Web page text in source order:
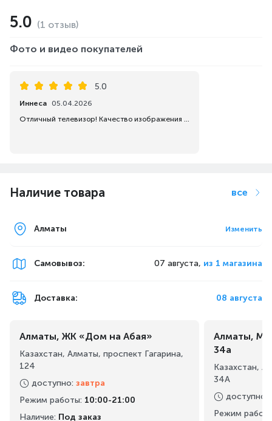
5.0 (1 отзыв)
Фото и видео покупателей
5.0
Иннеса 05.04.2026
Отличный телевизор! Качество изображения очень радует, картинка чёткая и насыщенная.
Наличие товара все
Алматы Изменить
Самовывоз: 07 августа, из 1 магазина
Доставка: 08 августа
Алматы, ЖК «Дом на Абая»
Казахстан, Алматы, проспект Гагарина,
124
доступно: завтра
Режим работы: 10:00-21:00
Наличие: Под заказ
Алматы,
34а
Казахстан,
34А
доступно
Режим